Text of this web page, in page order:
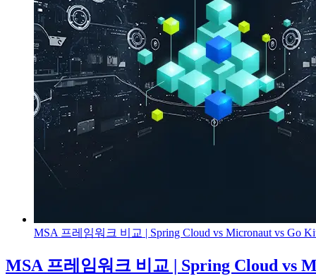
MSA 프레임워크 비교 | Spring Cloud vs Micronaut vs Go
MSA 프레임워크 비교 | Spring Cloud vs